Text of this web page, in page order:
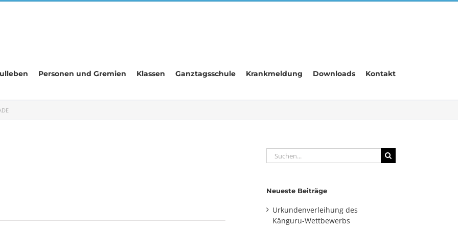
Personen und Gremien Klassen Ganztagsschule Krankmeldung Downloads Kontakt
Suche
nach:
Neueste Beiträge
Urkundenverleihung des
Känguru-Wettbewerbs